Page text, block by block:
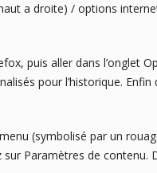
a droite) / options
puis aller dans l’onglet
pour l’historique.
(symbolisé par un
Paramètres de contenu.